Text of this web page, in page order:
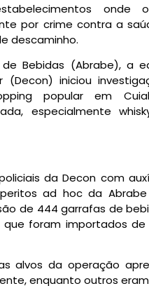
onde
por crime contra a
descaminho.
Bebidas (Abrabe), a
(Decon) iniciou
popular em
especialmente
da Decon com
ad hoc da
de 444 garrafas de
foram importados de
alvos da operação
enquanto outros